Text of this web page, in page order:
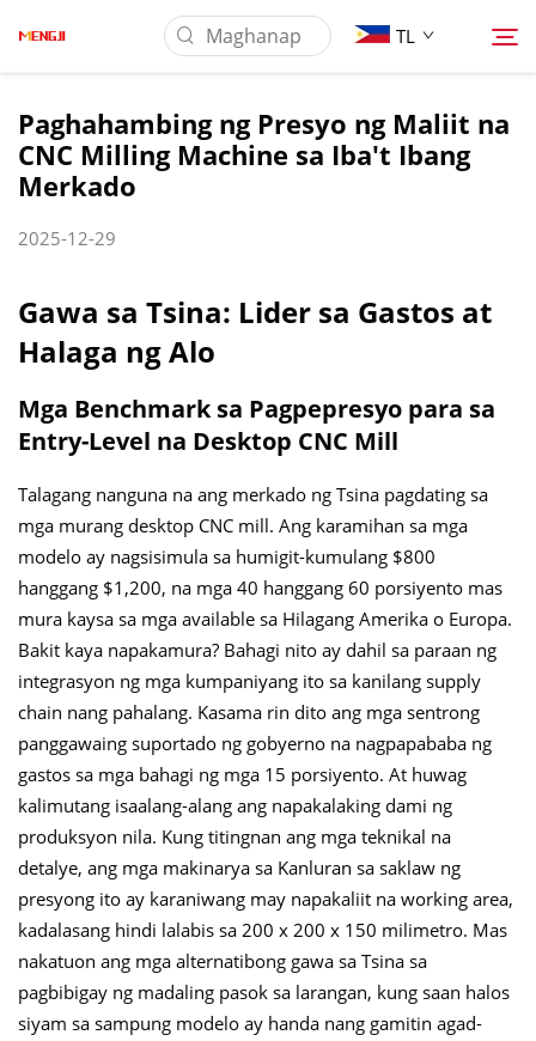
TL
Tungkol Sa Amin
Produkto
Pag-aaplay
I-download
Mga Balita
Makipag-ugnayan sa Amin
Paghahambing ng Presyo ng Maliit na
CNC Milling Machine sa Iba't Ibang
Merkado
2025-12-29
Gawa sa Tsina: Lider sa Gastos at
Halaga ng Alo
Mga Benchmark sa Pagpepresyo para sa
Entry-Level na Desktop CNC Mill
Talagang nanguna na ang merkado ng Tsina pagdating sa
mga murang desktop CNC mill. Ang karamihan sa mga
modelo ay nagsisimula sa humigit-kumulang $800
hanggang $1,200, na mga 40 hanggang 60 porsiyento mas
mura kaysa sa mga available sa Hilagang Amerika o Europa.
Bakit kaya napakamura? Bahagi nito ay dahil sa paraan ng
integrasyon ng mga kumpaniyang ito sa kanilang supply
chain nang pahalang. Kasama rin dito ang mga sentrong
panggawaing suportado ng gobyerno na nagpapababa ng
gastos sa mga bahagi ng mga 15 porsiyento. At huwag
kalimutang isaalang-alang ang napakalaking dami ng
produksyon nila. Kung titingnan ang mga teknikal na
detalye, ang mga makinarya sa Kanluran sa saklaw ng
presyong ito ay karaniwang may napakaliit na working area,
kadalasang hindi lalabis sa 200 x 200 x 150 milimetro. Mas
nakatuon ang mga alternatibong gawa sa Tsina sa
pagbibigay ng madaling pasok sa larangan, kung saan halos
siyam sa sampung modelo ay handa nang gamitin agad-